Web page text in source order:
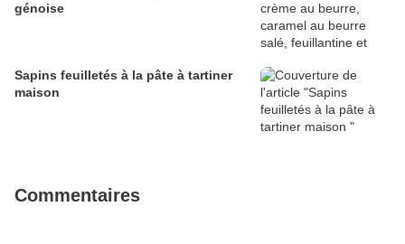
génoise
Sapins feuilletés à la pâte à tartiner
maison
Commentaires